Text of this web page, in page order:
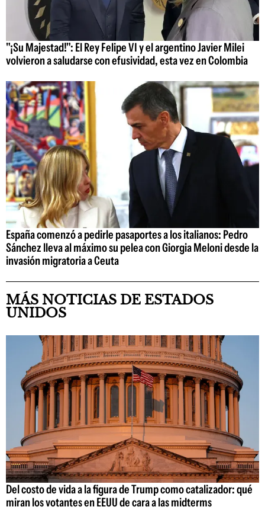
"¡Su Majestad!": El Rey Felipe VI y el argentino Javier Milei
volvieron a saludarse con efusividad, esta vez en Colombia
España comenzó a pedirle pasaportes a los italianos: Pedro
Sánchez lleva al máximo su pelea con Giorgia Meloni desde la
invasión migratoria a Ceuta
MÁS NOTICIAS DE ESTADOS
UNIDOS
Del costo de vida a la figura de Trump como catalizador: qué
miran los votantes en EEUU de cara a las midterms